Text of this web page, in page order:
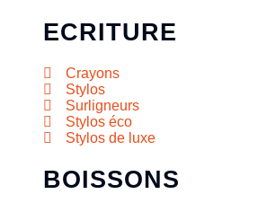
ECRITURE
Crayons
Stylos
Surligneurs
Stylos éco
Stylos de luxe
BOISSONS